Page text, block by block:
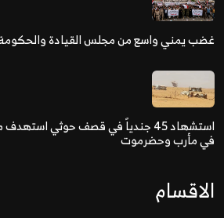
غضب يمني واسع من مجلس القيادة والحكومة
استشهاد 45 جندياً في قصف حوثي
في مأرب وحضرموت
الاقسام